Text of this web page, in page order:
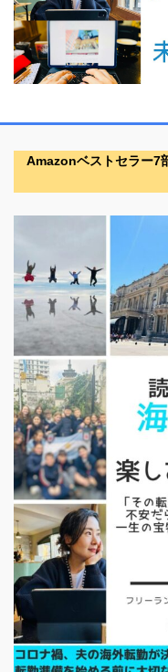
Amazonベストセラー7